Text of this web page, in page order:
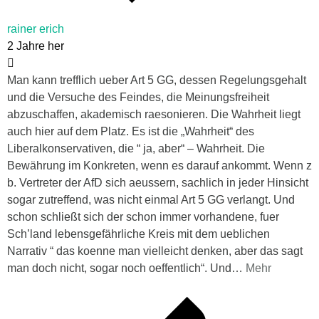
rainer erich
2 Jahre her
Man kann trefflich ueber Art 5 GG, dessen Regelungsgehalt
und die Versuche des Feindes, die Meinungsfreiheit
abzuschaffen, akademisch raesonieren. Die Wahrheit liegt
auch hier auf dem Platz. Es ist die „Wahrheit“ des
Liberalkonservativen, die “ ja, aber“ – Wahrheit. Die
Bewährung im Konkreten, wenn es darauf ankommt. Wenn z
b. Vertreter der AfD sich aeussern, sachlich in jeder Hinsicht
sogar zutreffend, was nicht einmal Art 5 GG verlangt. Und
schon schließt sich der schon immer vorhandene, fuer
Sch’land lebensgefährliche Kreis mit dem ueblichen
Narrativ “ das koenne man vielleicht denken, aber das sagt
man doch nicht, sogar noch oeffentlich“. Und … Mehr